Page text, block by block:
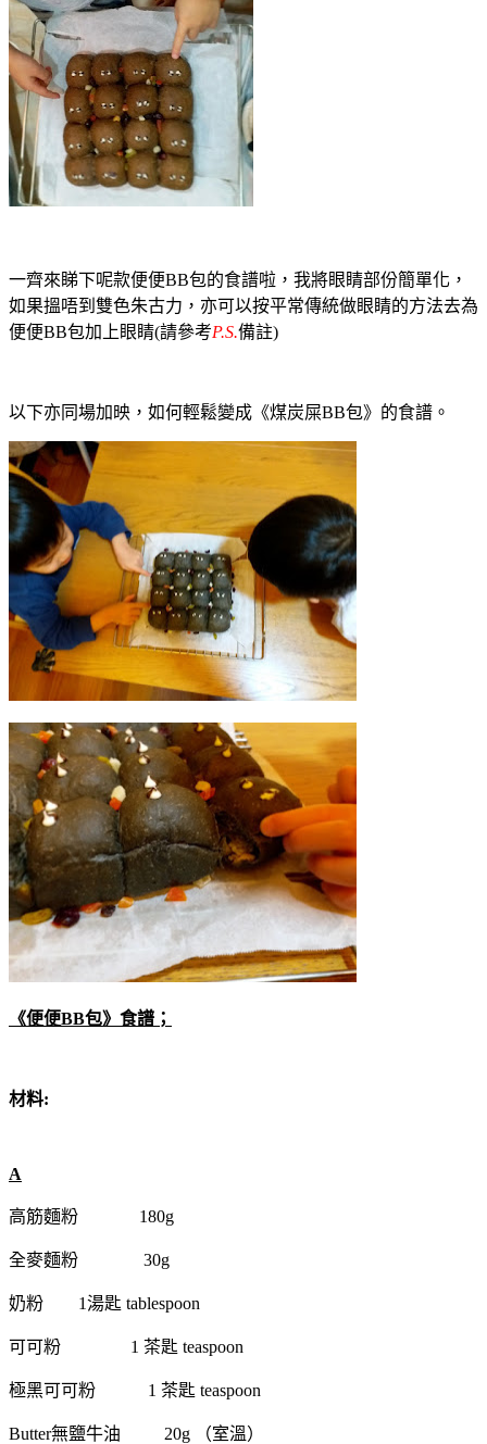
一齊來睇下呢款便便BB包的食譜啦，我將眼睛部份簡單化，
如果搵唔到雙色朱古力，亦可以按平常傳統做眼睛的方法去為
便便BB包加上眼睛(請參考P.S.備註)
以下亦同場加映，如何輕鬆變成《煤炭屎BB包》的食譜。
《便便BB包》食譜；
材料:
A
高筋麵粉 180g
全麥麵粉 30g
奶粉 1湯匙 tablespoon
可可粉 1 茶匙 teaspoon
極黑可可粉 1 茶匙 teaspoon
Butter無鹽牛油 20g （室溫）